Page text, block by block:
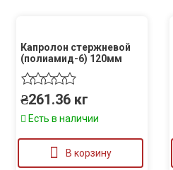
Капролон стержневой
(полиамид-6) 120мм
₴261.36 кг
Есть в наличии
В корзину